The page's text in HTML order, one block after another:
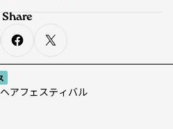
アフェスティバル
Share